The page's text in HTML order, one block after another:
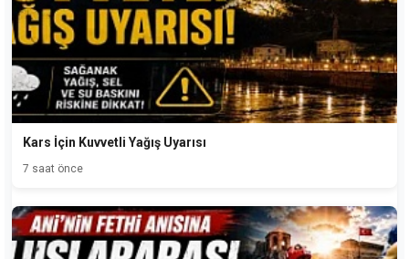
Kars İçin Kuvvetli Yağış Uyarısı
7 saat önce